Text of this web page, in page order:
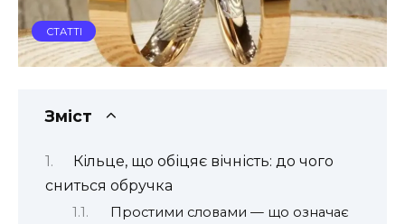
СТАТТІ
Зміст
Кільце, що обіцяє вічність: до чого
сниться обручка
Простими словами — що означає